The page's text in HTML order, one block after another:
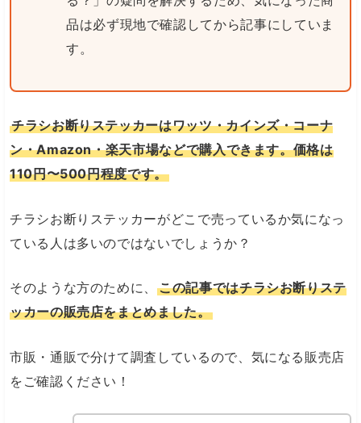
品は必ず現地で確認してから記事にしていま
す。
チラシお断りステッカーはワッツ・カインズ・コーナ
ン・Amazon・楽天市場などで購入できます。価格は
110円〜500円程度です。
チラシお断りステッカーがどこで売っているか気になっ
ている人は多いのではないでしょうか？
そのような方のために、この記事ではチラシお断りステ
ッカーの販売店をまとめました。
市販・通販で分けて調査しているので、気になる販売店
をご確認ください！